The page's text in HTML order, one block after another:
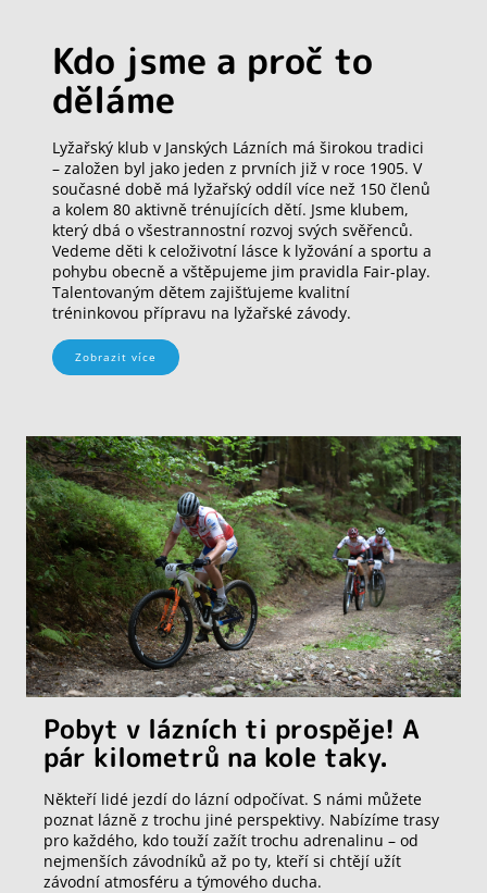
Kdo jsme a proč to
děláme
Lyžařský klub v Janských Lázních má širokou tradici
– založen byl jako jeden z prvních již v roce 1905. V
současné době má lyžařský oddíl více než 150 členů
a kolem 80 aktivně trénujících dětí. Jsme klubem,
který dbá o všestrannostní rozvoj svých svěřenců.
Vedeme děti k celoživotní lásce k lyžování a sportu a
pohybu obecně a vštěpujeme jim pravidla Fair-play.
Talentovaným dětem zajišťujeme kvalitní
tréninkovou přípravu na lyžařské závody.
Zobrazit více
Pobyt v lázních ti prospěje! A
pár kilometrů na kole taky.
Někteří lidé jezdí do lázní odpočívat. S námi můžete
poznat lázně z trochu jiné perspektivy. Nabízíme trasy
pro každého, kdo touží zažít trochu adrenalinu – od
nejmenších závodníků až po ty, kteří si chtějí užít
závodní atmosféru a týmového ducha.